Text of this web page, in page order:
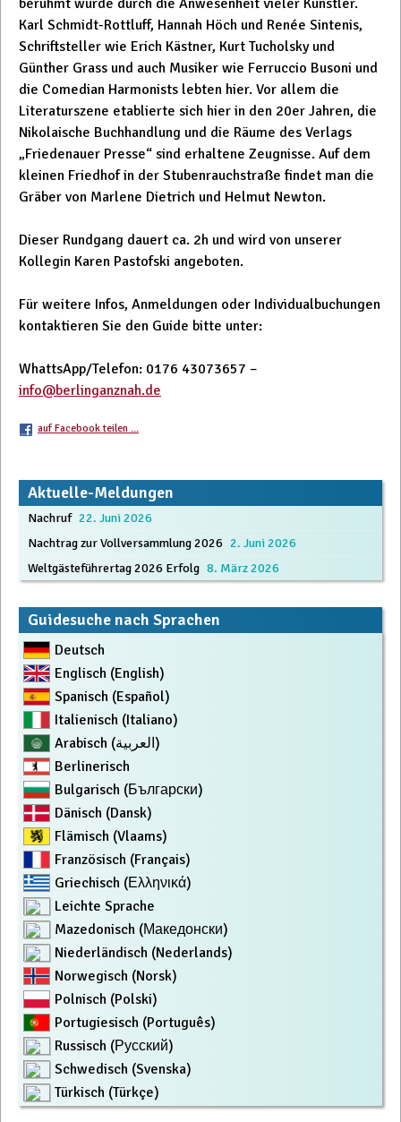
berühmt wurde durch die Anwesenheit vieler Künstler.
Karl Schmidt-Rottluff, Hannah Höch und Renée Sintenis,
Schriftsteller wie Erich Kästner, Kurt Tucholsky und
Günther Grass und auch Musiker wie Ferruccio Busoni und
die Comedian Harmonists lebten hier. Vor allem die
Literaturszene etablierte sich hier in den 20er Jahren, die
Nikolaische Buchhandlung und die Räume des Verlags
„Friedenauer Presse“ sind erhaltene Zeugnisse. Auf dem
kleinen Friedhof in der Stubenrauchstraße findet man die
Gräber von Marlene Dietrich und Helmut Newton.
Dieser Rundgang dauert ca. 2h und wird von unserer
Kollegin Karen Pastofski angeboten.
Für weitere Infos, Anmeldungen oder Individualbuchungen
kontaktieren Sie den Guide bitte unter:
WhattsApp/Telefon: 0176 43073657 –
info@berlinganznah.de
auf Facebook teilen ...
Beitrags-
Navigation
Aktuelle-Meldungen
Nachruf 22. Juni 2026
Nachtrag zur Vollversammlung 2026 2. Juni 2026
Weltgästeführertag 2026 Erfolg 8. März 2026
Guidesuche nach Sprachen
Deutsch
Englisch (English)
Spanisch (Español)
Italienisch (Italiano)
Arabisch (العربية)
Berlinerisch
Bulgarisch (Български)
Dänisch (Dansk)
Flämisch (Vlaams)
Französisch (Français)
Griechisch (Ελληνικά)
Leichte Sprache
Mazedonisch (Македонски)
Niederländisch (Nederlands)
Norwegisch (Norsk)
Polnisch (Polski)
Portugiesisch (Português)
Russisch (Русский)
Schwedisch (Svenska)
Türkisch (Türkçe)